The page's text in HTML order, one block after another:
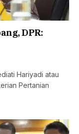
DPR:
Hariyadi atau
Pertanian